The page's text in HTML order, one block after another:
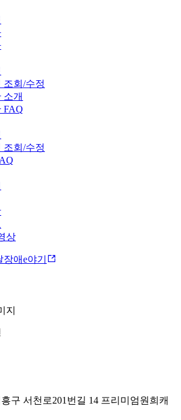
조회/수정
소개
FAQ
조회/수정
상
장애e야기
구 서천로201번길 14 프리미엄원희캐